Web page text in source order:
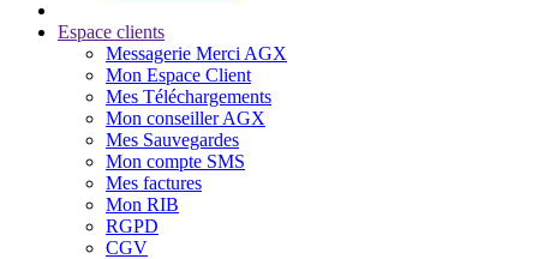
Espace clients
Messagerie Merci AGX
Mon Espace Client
Mes Téléchargements
Mon conseiller AGX
Mes Sauvegardes
Mon compte SMS
Mes factures
Mon RIB
RGPD
CGV